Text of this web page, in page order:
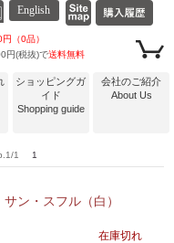
（0品）
円(税抜)で送料無料
ショッピングガ
イド
Shopping guide
会社のご紹介
About Us
1 1
ン・スフル（白）
在庫切れ